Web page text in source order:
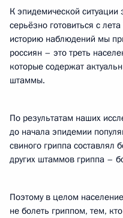
К эпидемической ситуации
серьёзно готовиться с
историю наблюдений мы
россиян – это треть
которые содержат
штаммы.
По результатам наших
до начала эпидемии
свиного гриппа составлял
других штаммов гриппа –
Поэтому в целом
не болеть гриппом, тем,